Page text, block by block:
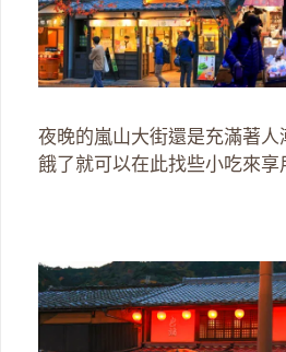
夜晚的嵐山大街還是充滿著
餓了就可以在此找些小吃來享